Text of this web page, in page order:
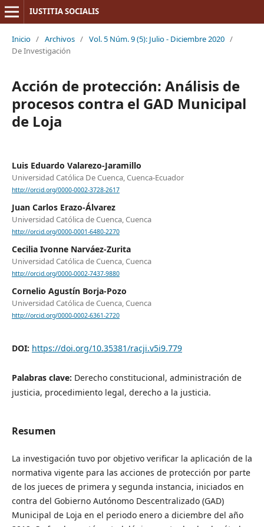
IUSTITIA SOCIALIS
Inicio / Archivos / Vol. 5 Núm. 9 (5): Julio - Diciembre 2020 /
De Investigación
Acción de protección: Análisis de
procesos contra el GAD Municipal
de Loja
Luis Eduardo Valarezo-Jaramillo
Universidad Católica De Cuenca, Cuenca-Ecuador
http://orcid.org/0000-0002-3728-2617
Juan Carlos Erazo-Álvarez
Universidad Católica de Cuenca, Cuenca
http://orcid.org/0000-0001-6480-2270
Cecilia Ivonne Narváez-Zurita
Universidad Católica de Cuenca, Cuenca
http://orcid.org/0000-0002-7437-9880
Cornelio Agustín Borja-Pozo
Universidad Católica de Cuenca, Cuenca
http://orcid.org/0000-0002-6361-2720
DOI: https://doi.org/10.35381/racji.v5i9.779
Palabras clave: Derecho constitucional, administración de
justicia, procedimiento legal, derecho a la justicia.
Resumen
La investigación tuvo por objetivo verificar la aplicación de la
normativa vigente para las acciones de protección por parte
de los jueces de primera y segunda instancia, iniciados en
contra del Gobierno Autónomo Descentralizado (GAD)
Municipal de Loja en el periodo enero a diciembre del año